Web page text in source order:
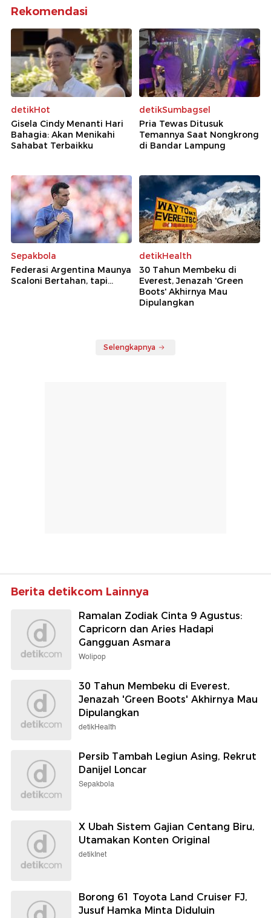
Rekomendasi
detikHot
Gisela Cindy Menanti Hari
Bahagia: Akan Menikahi
Sahabat Terbaikku
detikSumbagsel
Pria Tewas Ditusuk
Temannya Saat Nongkrong
di Bandar Lampung
Sepakbola
Federasi Argentina Maunya
Scaloni Bertahan, tapi...
detikHealth
30 Tahun Membeku di
Everest, Jenazah 'Green
Boots' Akhirnya Mau
Dipulangkan
Selengkapnya
Berita detikcom Lainnya
Ramalan Zodiak Cinta 9 Agustus:
Capricorn dan Aries Hadapi
Gangguan Asmara
Wolipop
30 Tahun Membeku di Everest,
Jenazah 'Green Boots' Akhirnya Mau
Dipulangkan
detikHealth
Persib Tambah Legiun Asing, Rekrut
Danijel Loncar
Sepakbola
X Ubah Sistem Gajian Centang Biru,
Utamakan Konten Original
detikInet
Borong 61 Toyota Land Cruiser FJ,
Jusuf Hamka Minta Diduluin